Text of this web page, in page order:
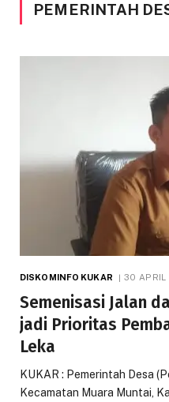
PEMERINTAH
DISKOMINFO KUKAR 30 APRIL
Semenisasi Jalan
jadi Prioritas
Leka
KUKAR : Pemerintah Desa
Kecamatan Muara Muntai,